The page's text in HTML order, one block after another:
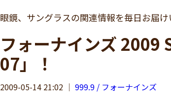
眼鏡、サングラスの関連情報を毎日お届け
フォーナインズ
07」！
2009-05-14 21:02 ｜ 999.9 / フォーナインズ